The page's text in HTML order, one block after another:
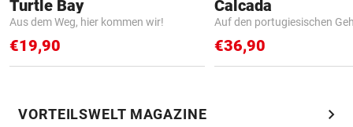
Turtle Bay
Aus dem Weg, hier kommen wir!
€19,90
Calcada
Auf den portugiesischen
€36,90
VORTEILSWELT MAGAZINE chevron_right